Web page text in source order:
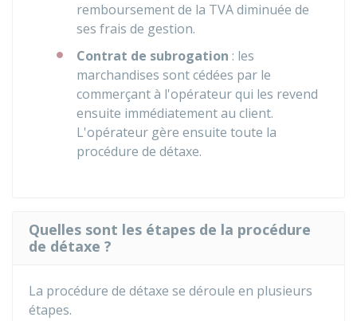
remboursement de la TVA diminuée de
ses frais de gestion.
Contrat de subrogation : les
marchandises sont cédées par le
commerçant à l'opérateur qui les revend
ensuite immédiatement au client.
L'opérateur gère ensuite toute la
procédure de détaxe.
Quelles sont les étapes de la procédure
de détaxe ?
La procédure de détaxe se déroule en plusieurs
étapes.